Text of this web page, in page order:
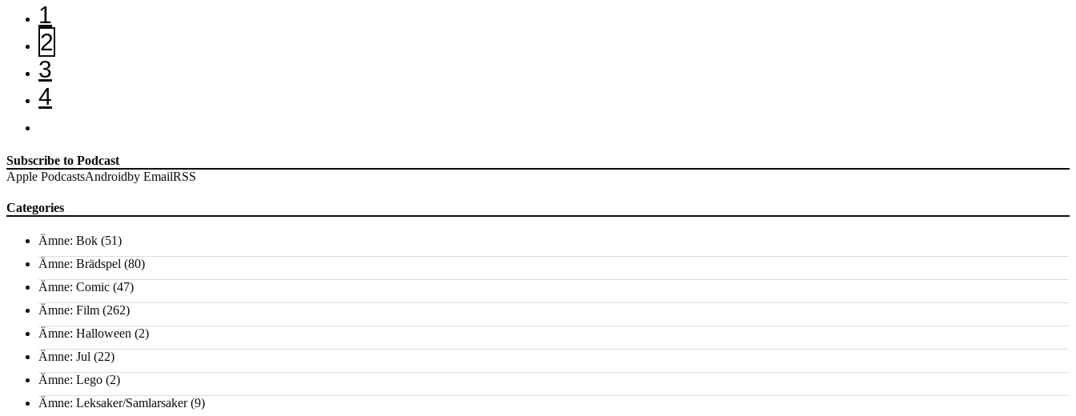
1
2
3
4
Subscribe to Podcast
Apple PodcastsAndroidby EmailRSS
Categories
Ämne: Bok (51)
Ämne: Brädspel (80)
Ämne: Comic (47)
Ämne: Film (262)
Ämne: Halloween (2)
Ämne: Jul (22)
Ämne: Lego (2)
Ämne: Leksaker/Samlarsaker(9)